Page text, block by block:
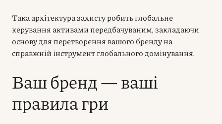
Така архітектура захисту робить глобальне
керування активами передбачуваним, закладаючи
основу для перетворення вашого бренду на
справжній інструмент глобального домінування.
Ваш бренд — ваші
правила гри